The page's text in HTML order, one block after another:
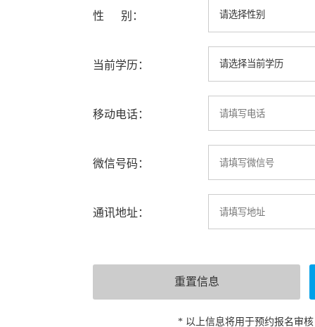
性 别：
当前学历：
移动电话：
微信号码：
通讯地址：
* 以上信息将用于预约报名审